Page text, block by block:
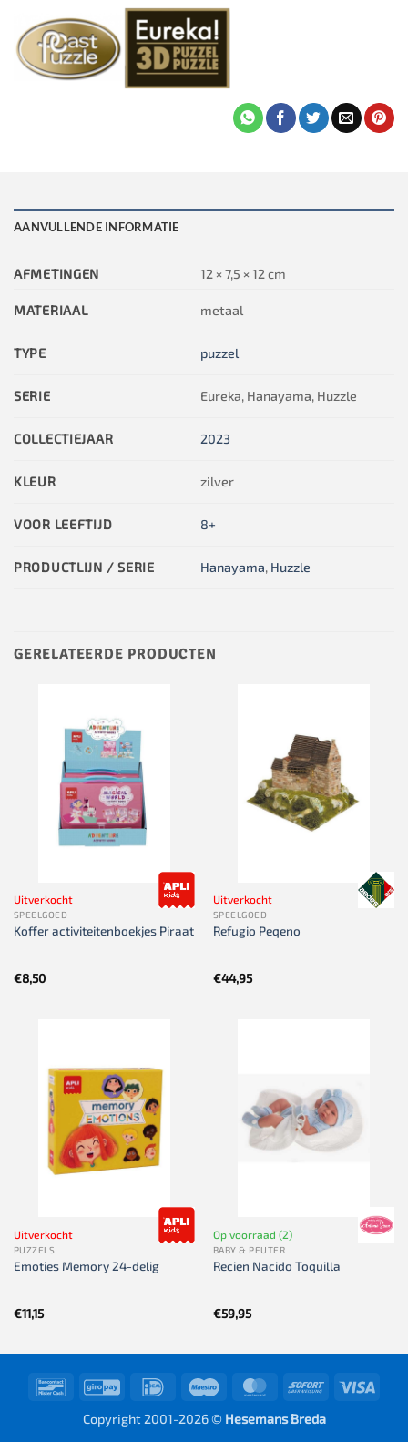
AANVULLENDE INFORMATIE
AFMETINGEN 12 × 7,5 × 12 cm
MATERIAAL metaal
TYPE puzzel
SERIE Eureka, Hanayama, Huzzle
COLLECTIEJAAR 2023
KLEUR zilver
VOOR LEEFTIJD 8+
PRODUCTLIJN / SERIE Hanayama, Huzzle
GERELATEERDE PRODUCTEN
Uitverkocht
SPEELGOED
Koffer activiteitenboekjes Piraat
€8,50
Uitverkocht
SPEELGOED
Refugio Peqeno
€44,95
Uitverkocht
PUZZELS
Emoties Memory 24-delig
€11,15
Op voorraad (2)
BABY & PEUTER
Recien Nacido Toquilla
€59,95
BancontactGiroPay IDeal Maestro MasterCardSofort
Copyright 2001-2026 © Hesemans Breda